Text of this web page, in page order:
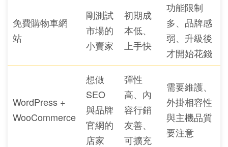
免費購物車網
站
剛測試
市場的
小賣家
初期成
本低、
上手快
功能限制
多、品牌感
弱、升級後
才開始花錢
WordPress +
WooCommerce
想做
SEO
與品牌
官網的
店家
彈性
高、內
容行銷
友善、
可擴充
需要維護、
外掛相容性
與主機品質
要注意